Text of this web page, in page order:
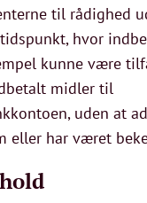
til rådighed
hvor
kunne være
midler til
uden at
eller har været